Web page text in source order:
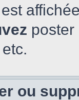
ou